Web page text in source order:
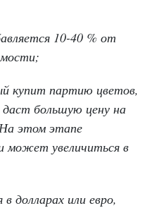
10-40 % от
купит партию цветов,
большую цену на
этом этапе
может увеличиться в
долларах или евро,